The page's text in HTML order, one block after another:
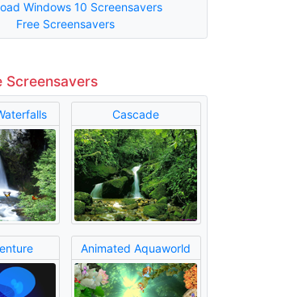
Windows 10 Screensavers
Free Screensavers
Screensavers
Cascade
Animated Aquaworld